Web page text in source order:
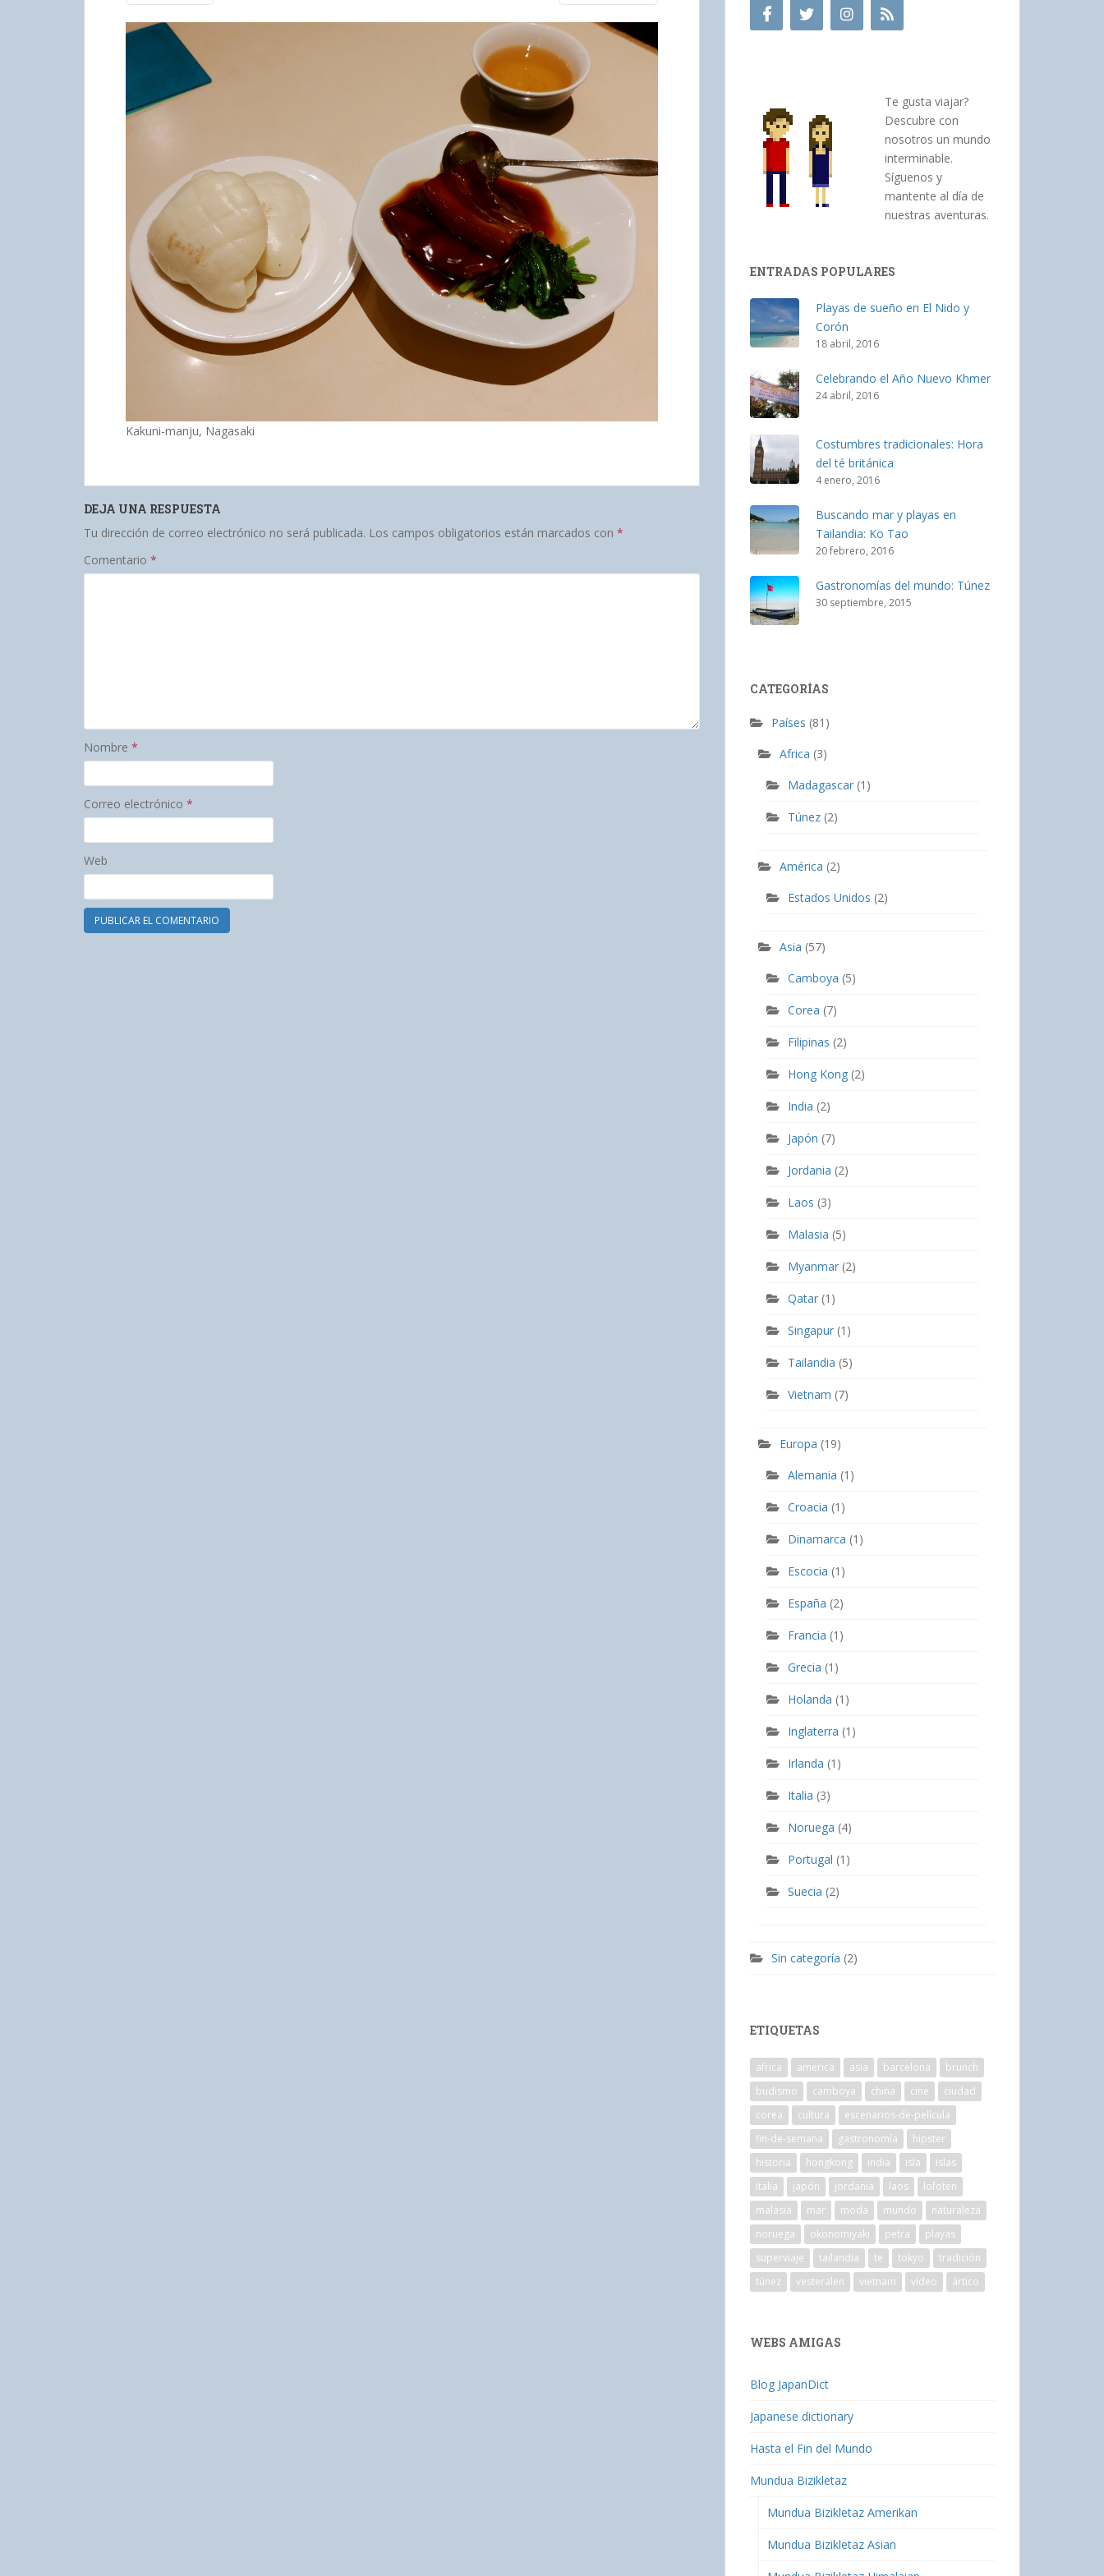
Kakuni-manju, Nagasaki
DEJA UNA RESPUESTA
Tu dirección de correo electrónico no será publicada. Los campos obligatorios están marcados con *
Comentario *
Nombre *
Correo electrónico *
Web
Te gusta viajar?
Descubre con
nosotros un mundo
interminable.
Síguenos y
mantente al día de
nuestras aventuras.
ENTRADAS POPULARES
Playas de sueño en El Nido y
Corón
18 abril, 2016
Celebrando el Año Nuevo Khmer
24 abril, 2016
Costumbres tradicionales: Hora
del té británica
4 enero, 2016
Buscando mar y playas en
Tailandia: Ko Tao
20 febrero, 2016
Gastronomías del mundo: Túnez
30 septiembre, 2015
CATEGORÍAS
Países (81)
Africa (3)
Madagascar (1)
Túnez (2)
América (2)
Estados Unidos (2)
Asia (57)
Camboya (5)
Corea (7)
Filipinas (2)
Hong Kong (2)
India (2)
Japón (7)
Jordania (2)
Laos (3)
Malasia (5)
Myanmar (2)
Qatar (1)
Singapur (1)
Tailandia (5)
Vietnam (7)
Europa (19)
Alemania (1)
Croacia (1)
Dinamarca (1)
Escocia (1)
España (2)
Francia (1)
Grecia (1)
Holanda (1)
Inglaterra (1)
Irlanda (1)
Italia (3)
Noruega (4)
Portugal (1)
Suecia (2)
Sin categoría (2)
ETIQUETAS
africa america asia barcelona
brunch
budismo
camboya china cine
ciudad
corea
cultura
escenarios-de-película
fin-de-semana
gastronomía
hipster
historia
hongkong india isla
islas
italia
japón jordania laos
lofoten
malasia
mar moda mundo
naturaleza
noruega
okonomiyaki petra
playas
superviaje
tailandia te tokyo
tradición
túnez
vesteralen vietnam vídeo ártico
WEBS AMIGAS
Blog JapanDict
Japanese dictionary
Hasta el Fin del Mundo
Mundua Bizikletaz
Mundua Bizikletaz Amerikan
Mundua Bizikletaz Asian